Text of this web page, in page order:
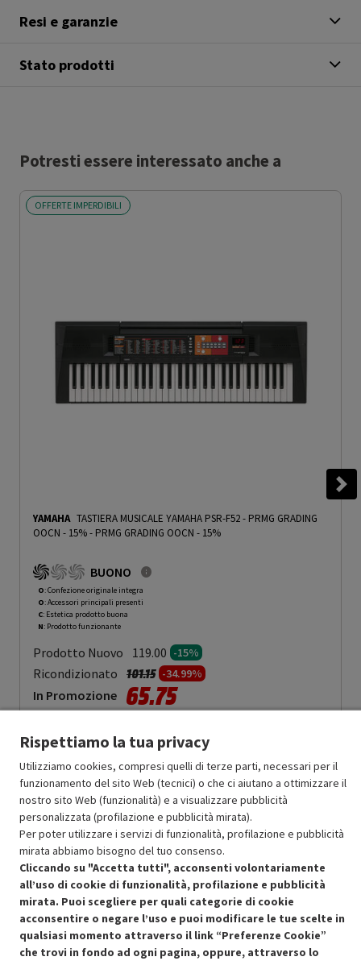
Resi e garanzie
Stato prodotti
Potresti essere interessato anche a
OFFERTE IMPERDIBILI
YAMAHA TASTIERA MUSICALE YAMAHA PSR-F52 - PRMG GRADING
OOCN - 15%- PRMG GRADING OOCN - 15%
BUONO
O: Confezione originale integra
O: Accessori principali presenti
C: Estetica prodotto buona
N: Prodotto funzionante
Prodotto Nuovo 119.00 -15%
Ricondizionato Prezzo ridotto da
101.15a-34.99%
In Promozione 65.75
Aggiungi al carrello
OFFERTE IMPERDIBILI
Risparmio garantito rispetto al corrispondente prodotto nuovo.
Condizioni generali di vendita Recedere dal contratto qui
Rispettiamo la tua privacy
Utilizziamo cookies, compresi quelli di terze parti, necessari per il
funzionamento del sito Web (tecnici) o che ci aiutano a ottimizzare il
nostro sito Web (funzionalità) e a visualizzare pubblicità
personalizzata (profilazione e pubblicità mirata).
Per poter utilizzare i servizi di funzionalità, profilazione e pubblicità
mirata abbiamo bisogno del tuo consenso.
Cliccando su "Accetta tutti", acconsenti volontariamente
all’uso di cookie di funzionalità, profilazione e pubblicità
mirata. Puoi scegliere per quali categorie di cookie
acconsentire o negare l’uso e puoi modificare le tue scelte in
qualsiasi momento attraverso il link “Preferenze Cookie”
che trovi in fondo ad ogni pagina, oppure, attraverso lo